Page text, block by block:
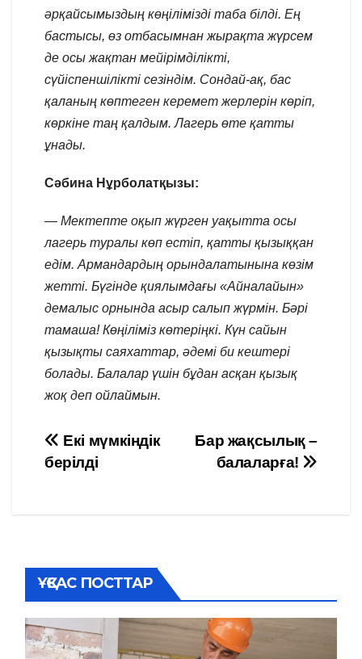
әрқайсымыздың көңілімізді таба білді. Ең
бастысы, өз отбасымнан жырақта жүрсем
де осы жақтан мейірімділікті,
сүйіспеншілікті сезіндім. Сондай-ақ, бас
қаланың көптеген керемет жерлерін көріп,
көркіне таң қалдым. Лагерь өте қатты
ұнады.
Сәбина Нұрболатқызы:
— Мектепте оқып жүрген уақытта осы
лагерь туралы көп естіп, қатты қызыққан
едім. Армандардың орындалатынына көзім
жетті. Бүгінде қиялымдағы «Айналайын»
демалыс орнында асыр салып жүрмін. Бәрі
тамаша! Көңіліміз көтеріңкі. Күн сайын
қызықты саяхаттар, әдемі би кештері
болады. Балалар үшін бұдан асқан қызық
жоқ деп ойлаймын.
Навигация
по
Бар жақсылық –
балаларға!
Екі мүмкіндік
берілді
ҰҚСАС ПОСТТАР